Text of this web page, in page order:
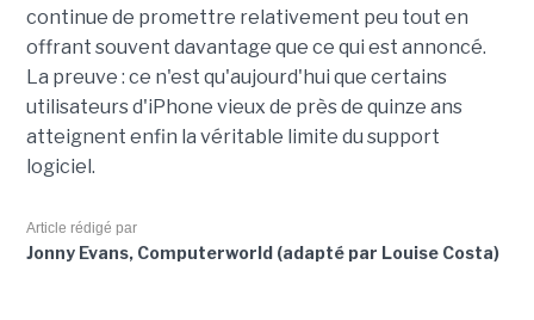
continue de promettre relativement peu tout en
offrant souvent davantage que ce qui est annoncé.
La preuve : ce n'est qu'aujourd'hui que certains
utilisateurs d'iPhone vieux de près de quinze ans
atteignent enfin la véritable limite du support
logiciel.
Article rédigé par
Jonny Evans, Computerworld (adapté par Louise Costa)